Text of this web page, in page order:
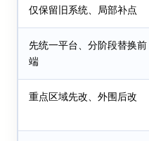
仅保留旧系统、局部补点
先统一平台、分阶段替换前
端
重点区域先改、外围后改